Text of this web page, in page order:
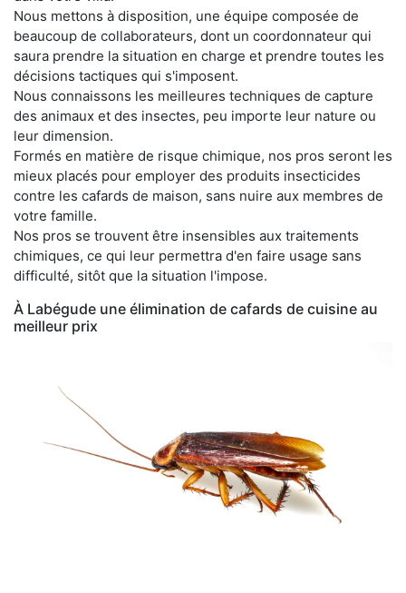
Nous mettons à disposition, une équipe composée de
beaucoup de collaborateurs, dont un coordonnateur qui
saura prendre la situation en charge et prendre toutes les
décisions tactiques qui s'imposent.
Nous connaissons les meilleures techniques de capture
des animaux et des insectes, peu importe leur nature ou
leur dimension.
Formés en matière de risque chimique, nos pros seront les
mieux placés pour employer des produits insecticides
contre les cafards de maison, sans nuire aux membres de
votre famille.
Nos pros se trouvent être insensibles aux traitements
chimiques, ce qui leur permettra d'en faire usage sans
difficulté, sitôt que la situation l'impose.
À Labégude une élimination de cafards de cuisine au
meilleur prix